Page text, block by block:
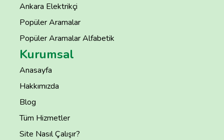
Ankara Elektrikçi
Popüler Aramalar
Popüler Aramalar Alfabetik
Kurumsal
Anasayfa
Hakkımızda
Blog
Tüm Hizmetler
Site Nasıl Çalışır?